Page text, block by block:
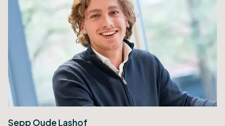
Sepp Oude Lashof